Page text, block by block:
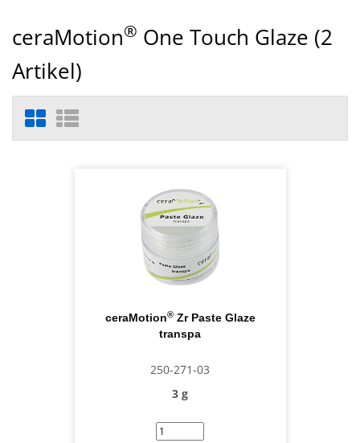
ceraMotion® One Touch Glaze (2
Artikel)
ceraMotion®Zr Paste Glaze
transpa
250-271-03
3 g